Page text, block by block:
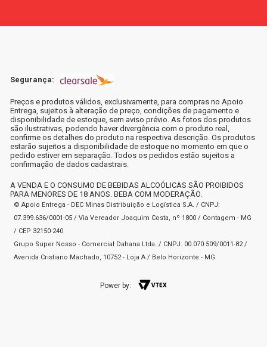
Segurança:
Preços e produtos válidos, exclusivamente, para compras no Apoio
Entrega, sujeitos à alteração de preço, condições de pagamento e
disponibilidade de estoque, sem aviso prévio. As fotos dos produtos
são ilustrativas, podendo haver divergência com o produto real,
confirme os detalhes do produto na respectiva descrição. Os produtos
estarão sujeitos a disponibilidade de estoque no momento em que o
pedido estiver em separação. Todos os pedidos estão sujeitos a
confirmação de dados cadastrais.
A VENDA E O CONSUMO DE BEBIDAS ALCOÓLICAS SÃO PROIBIDOS
PARA MENORES DE 18 ANOS. BEBA COM MODERAÇÃO.
© Apoio Entrega - DEC Minas Distribuição e Logística S.A. / CNPJ:
07.399.636/0001-05 / Via Vereador Joaquim Costa, nº 1800 / Contagem - MG
/ CEP 32150-240
Grupo Super Nosso - Comercial Dahana Ltda. / CNPJ: 00.070.509/0011-82 /
Avenida Cristiano Machado, 10752 - Loja A / Belo Horizonte - MG
Power by: